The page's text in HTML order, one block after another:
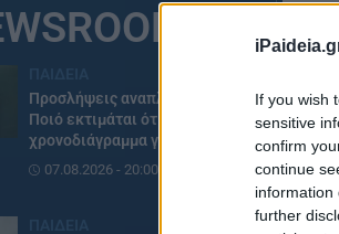
If you wish
sensitive
confirm
continue
information
further
Προσλήψεις αναπληρωτών:
Ποιό εκτιμάται ότι θα είναι το
χρονοδιάγραμμα για φέτος
07.08.2026 - 20:00